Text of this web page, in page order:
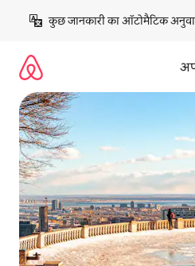
छोड़कर
कॉन्टेंट
कुछ जानकारी का ऑटोमैटिक